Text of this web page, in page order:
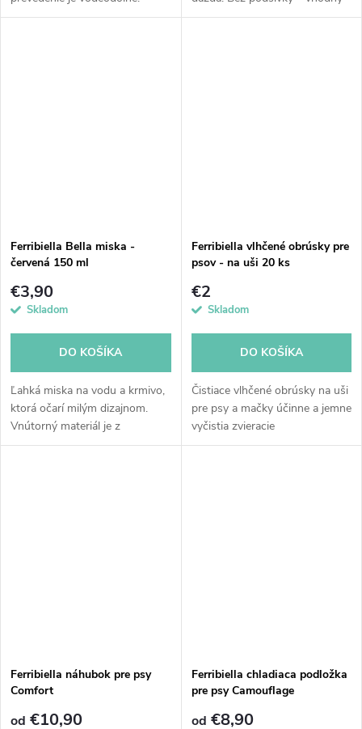
Poskytuje psovi teplo a izoláciu.
aj do teplého počasia.
Ferribiella Bella miska -
červená 150 ml
€3,90
Skladom
DO KOŠÍKA
Ľahká miska na vodu a krmivo,
ktorá očarí milým dizajnom.
Vnútorný materiál je z
nehrdzavejúcej ocele. Miska je
Ferribiella vlhčené obrúsky pre
psov - na uši 20 ks
€2
Skladom
DO KOŠÍKA
Čistiace vlhčené obrúsky na uši
pre psy a mačky účinne a jemne
vyčistia zvieracie
ušká. Obsahujú islandský
Ferribiella náhubok pre psy
Comfort
od €10,90
Ferribiella chladiaca podložka
pre psy Camouflage
od €8,90